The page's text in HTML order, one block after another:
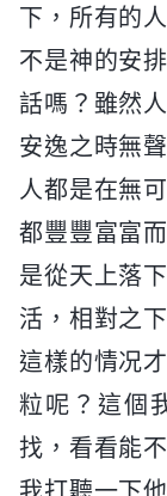
下，所有的
不是神的安
話嗎？雖然
安逸之時無
人都是在無
都豐豐富富
是從天上落
活，相對之
這樣的情况
粒呢？這個
找，看看能